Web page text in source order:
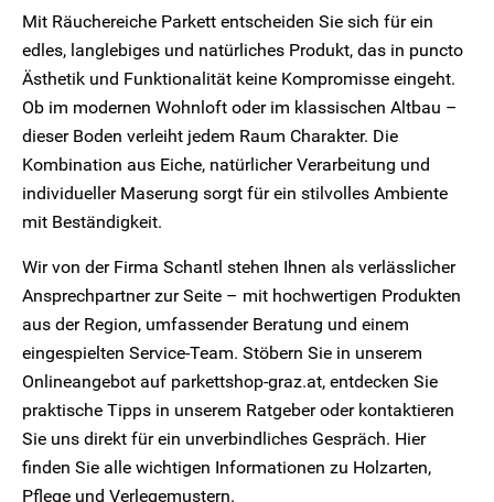
Mit Räuchereiche Parkett entscheiden Sie sich für ein
edles, langlebiges und natürliches Produkt, das in puncto
Ästhetik und Funktionalität keine Kompromisse eingeht.
Ob im modernen Wohnloft oder im klassischen Altbau –
dieser Boden verleiht jedem Raum Charakter. Die
Kombination aus Eiche, natürlicher Verarbeitung und
individueller Maserung sorgt für ein stilvolles Ambiente
mit Beständigkeit.
Wir von der Firma Schantl stehen Ihnen als verlässlicher
Ansprechpartner zur Seite – mit hochwertigen Produkten
aus der Region, umfassender Beratung und einem
eingespielten Service-Team. Stöbern Sie in unserem
Onlineangebot auf parkettshop-graz.at, entdecken Sie
praktische Tipps in unserem Ratgeber oder kontaktieren
Sie uns direkt für ein unverbindliches Gespräch. Hier
finden Sie alle wichtigen Informationen zu Holzarten,
Pflege und Verlegemustern.